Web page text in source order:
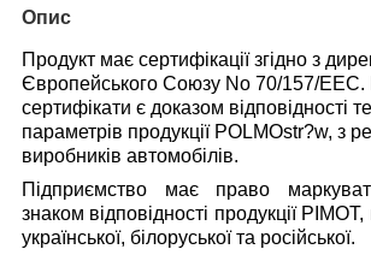
Опис
Продукт має сертифікації згідно з
Європейського Союзу No 70/157/EEC.
сертифікати є доказом відповідності
параметрів продукції POLMOstr?w, з
виробників автомобілів.
Підприємство має право
знаком відповідності продукції
української, білоруської та російської.